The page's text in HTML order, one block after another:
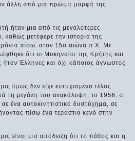
άλλη από μια πρώιμη μορφή της
ήταν μια από τις μεγαλύτερες
καθώς μετέφερε την ιστορία της
πίσω, στον 15ο αιώνα π.Χ. Με
ότι οι Μυκηναίοι της Κρήτης και
ήταν Έλληνες και όχι κάποιος άγνωστος
όμως δεν είχε ευτυχισμένο τέλος.
τη μεγάλη του ανακάλυψη, το 1956, ο
ένα αυτοκινητιστικό δυστύχημα, σε
πίσω ένα τεράστιο κενό στην
είναι μια απόδειξη ότι το πάθος και η